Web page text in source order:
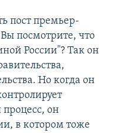
пост премьер-
посмотрите, что
России"? Так он
Но когда он
он
в котором тоже